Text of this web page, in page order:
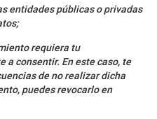
entidades públicas o privadas
requiera tu
a consentir. En este caso, te
de no realizar dicha
puedes revocarlo en